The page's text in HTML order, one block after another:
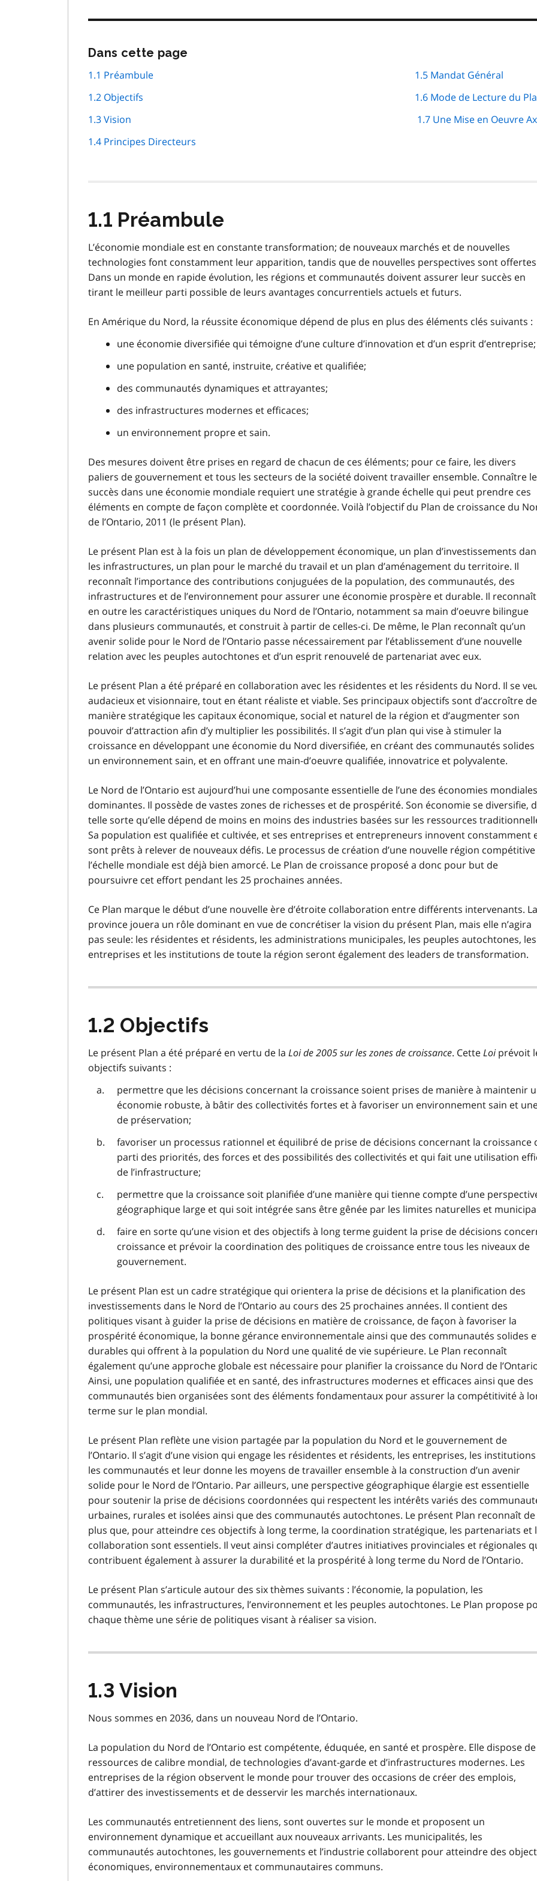
Dans cette page
1.1 Préambule
1.2 Objectifs
1.3 Vision
1.4 Principes Directeurs
1.5 Mandat Général
1.6 Mode de Lecture du
1.7 Une Mise en Oeuvre
1.1 Préambule
L’économie mondiale est en constante transformation; de nouveaux marchés et de nouvelles
technologies font constamment leur apparition, tandis que de nouvelles perspectives sont
Dans un monde en rapide évolution, les régions et communautés doivent assurer leur succès en
tirant le meilleur parti possible de leurs avantages concurrentiels actuels et futurs.
En Amérique du Nord, la réussite économique dépend de plus en plus des éléments clés suivants :
une économie diversifiée qui témoigne d’une culture d’innovation et d’un esprit d’entreprise;
une population en santé, instruite, créative et qualifiée;
des communautés dynamiques et attrayantes;
des infrastructures modernes et efficaces;
un environnement propre et sain.
Des mesures doivent être prises en regard de chacun de ces éléments; pour ce faire, les divers
paliers de gouvernement et tous les secteurs de la société doivent travailler ensemble. Connaître le
succès dans une économie mondiale requiert une stratégie à grande échelle qui peut prendre ces
éléments en compte de façon complète et coordonnée. Voilà l’objectif du Plan de croissance du
de l’Ontario, 2011 (le présent Plan).
Le présent Plan est à la fois un plan de développement économique, un plan d’investissements
les infrastructures, un plan pour le marché du travail et un plan d’aménagement du territoire. Il
reconnaît l’importance des contributions conjuguées de la population, des communautés, des
infrastructures et de l’environnement pour assurer une économie prospère et durable. Il reconnaît
en outre les caractéristiques uniques du Nord de l’Ontario, notamment sa main d’oeuvre bilingue
dans plusieurs communautés, et construit à partir de celles-ci. De même, le Plan reconnaît qu’un
avenir solide pour le Nord de l’Ontario passe nécessairement par l’établissement d’une nouvelle
relation avec les peuples autochtones et d’un esprit renouvelé de partenariat avec eux.
Le présent Plan a été préparé en collaboration avec les résidentes et les résidents du Nord. Il se
audacieux et visionnaire, tout en étant réaliste et viable. Ses principaux objectifs sont d’accroître de
manière stratégique les capitaux économique, social et naturel de la région et d’augmenter son
pouvoir d’attraction afin d’y multiplier les possibilités. Il s’agit d’un plan qui vise à stimuler la
croissance en développant une économie du Nord diversifiée, en créant des communautés solides
un environnement sain, et en offrant une main-d’oeuvre qualifiée, innovatrice et polyvalente.
Le Nord de l’Ontario est aujourd’hui une composante essentielle de l’une des économies mondiales
dominantes. Il possède de vastes zones de richesses et de prospérité. Son économie se diversifie,
telle sorte qu’elle dépend de moins en moins des industries basées sur les ressources
Sa population est qualifiée et cultivée, et ses entreprises et entrepreneurs innovent constamment
sont prêts à relever de nouveaux défis. Le processus de création d’une nouvelle région compétitive
l’échelle mondiale est déjà bien amorcé. Le Plan de croissance proposé a donc pour but de
poursuivre cet effort pendant les 25 prochaines années.
Ce Plan marque le début d’une nouvelle ère d’étroite collaboration entre différents intervenants. La
province jouera un rôle dominant en vue de concrétiser la vision du présent Plan, mais elle n’agira
pas seule: les résidentes et résidents, les administrations municipales, les peuples autochtones, les
entreprises et les institutions de toute la région seront également des leaders de transformation.
1.2 Objectifs
Le présent Plan a été préparé en vertu de la Loi de 2005 sur les zones de croissance. CetteLoiprévoit
objectifs suivants :
permettre que les décisions concernant la croissance soient prises de manière à maintenir
économie robuste, à bâtir des collectivités fortes et à favoriser un environnement sain et
de préservation;
favoriser un processus rationnel et équilibré de prise de décisions concernant la croissance
parti des priorités, des forces et des possibilités des collectivités et qui fait une utilisation
de l’infrastructure;
permettre que la croissance soit planifiée d’une manière qui tienne compte d’une
géographique large et qui soit intégrée sans être gênée par les limites naturelles et
faire en sorte qu’une vision et des objectifs à long terme guident la prise de décisions
croissance et prévoir la coordination des politiques de croissance entre tous les niveaux de
gouvernement.
Le présent Plan est un cadre stratégique qui orientera la prise de décisions et la planification des
investissements dans le Nord de l’Ontario au cours des 25 prochaines années. Il contient des
politiques visant à guider la prise de décisions en matière de croissance, de façon à favoriser la
prospérité économique, la bonne gérance environnementale ainsi que des communautés solides
durables qui offrent à la population du Nord une qualité de vie supérieure. Le Plan reconnaît
également qu’une approche globale est nécessaire pour planifier la croissance du Nord de
Ainsi, une population qualifiée et en santé, des infrastructures modernes et efficaces ainsi que des
communautés bien organisées sont des éléments fondamentaux pour assurer la compétitivité à
terme sur le plan mondial.
Le présent Plan reflète une vision partagée par la population du Nord et le gouvernement de
l’Ontario. Il s’agit d’une vision qui engage les résidentes et résidents, les entreprises, les
les communautés et leur donne les moyens de travailler ensemble à la construction d’un avenir
solide pour le Nord de l’Ontario. Par ailleurs, une perspective géographique élargie est essentielle
pour soutenir la prise de décisions coordonnées qui respectent les intérêts variés des
urbaines, rurales et isolées ainsi que des communautés autochtones. Le présent Plan reconnaît de
plus que, pour atteindre ces objectifs à long terme, la coordination stratégique, les partenariats et
collaboration sont essentiels. Il veut ainsi compléter d’autres initiatives provinciales et régionales
contribuent également à assurer la durabilité et la prospérité à long terme du Nord de l’Ontario.
Le présent Plan s’articule autour des six thèmes suivants : l’économie, la population, les
communautés, les infrastructures, l’environnement et les peuples autochtones. Le Plan propose
chaque thème une série de politiques visant à réaliser sa vision.
1.3 Vision
Nous sommes en 2036, dans un nouveau Nord de l’Ontario.
La population du Nord de l’Ontario est compétente, éduquée, en santé et prospère. Elle dispose de
ressources de calibre mondial, de technologies d’avant-garde et d’infrastructures modernes. Les
entreprises de la région observent le monde pour trouver des occasions de créer des emplois,
d’attirer des investissements et de desservir les marchés internationaux.
Les communautés entretiennent des liens, sont ouvertes sur le monde et proposent un
environnement dynamique et accueillant aux nouveaux arrivants. Les municipalités, les
communautés autochtones, les gouvernements et l’industrie collaborent pour atteindre des
économiques, environnementaux et communautaires communs.